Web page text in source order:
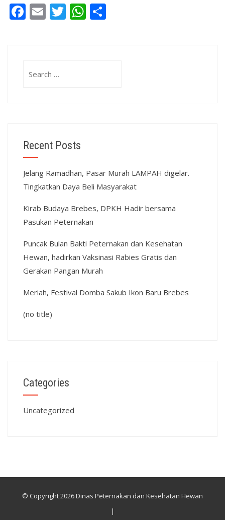
Facebook
EmailTwitterWhatsApp
Recent Posts
Jelang Ramadhan, Pasar Murah LAMPAH digelar.
Tingkatkan Daya Beli Masyarakat
Kirab Budaya Brebes, DPKH Hadir bersama
Pasukan Peternakan
Puncak Bulan Bakti Peternakan dan Kesehatan
Hewan, hadirkan Vaksinasi Rabies Gratis dan
Gerakan Pangan Murah
Meriah, Festival Domba Sakub Ikon Baru Brebes
(no title)
Categories
Uncategorized
© Copyright 2026 Dinas Peternakan dan Kesehatan Hewan
|